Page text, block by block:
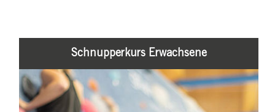
Schnupperkurs Erwachsene